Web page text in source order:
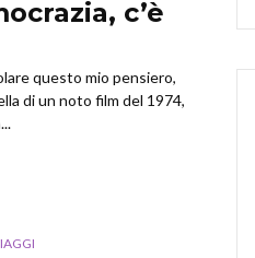
c’è
questo mio pensiero,
di un noto film del 1974,